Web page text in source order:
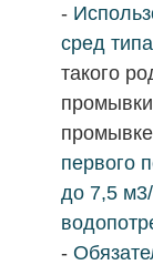
-
сред
такого
промывке
первого
до 7,5
-